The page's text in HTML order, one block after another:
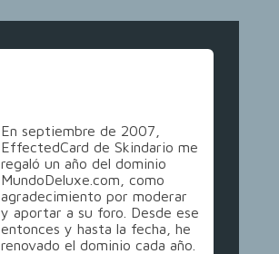
En septiembre de 2007,
EffectedCard de Skindario me
regaló un año del dominio
MundoDeluxe.com, como
agradecimiento por moderar
y aportar a su foro. Desde ese
entonces y hasta la fecha, he
renovado el dominio cada año.